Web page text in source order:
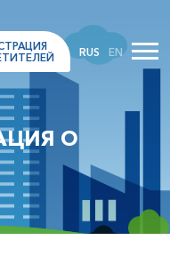
RUS EN
О